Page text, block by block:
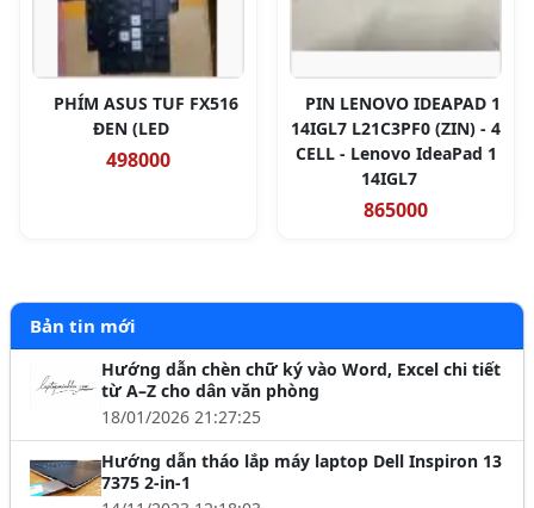
PHÍM ASUS TUF FX516
ĐEN (LED
498000
PIN LENOVO IDEAPAD 1
14IGL7 L21C3PF0 (ZIN) - 4
CELL - Lenovo IdeaPad 1
14IGL7
865000
Bản tin mới
Hướng dẫn chèn chữ ký vào Word, Excel chi tiết
từ A–Z cho dân văn phòng
18/01/2026 21:27:25
Hướng dẫn tháo lắp máy laptop Dell Inspiron 13
7375 2-in-1